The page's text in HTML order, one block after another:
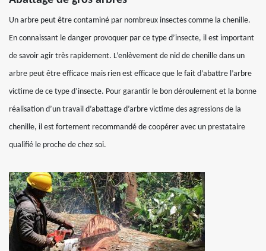
Un arbre peut être contaminé par nombreux insectes comme la chenille.
En connaissant le danger provoquer par ce type d’insecte, il est important
de savoir agir très rapidement. L’enlèvement de nid de chenille dans un
arbre peut être efficace mais rien est efficace que le fait d’abattre l’arbre
victime de ce type d’insecte. Pour garantir le bon déroulement et la bonne
réalisation d’un travail d’abattage d’arbre victime des agressions de la
chenille, il est fortement recommandé de coopérer avec un prestataire
qualifié le proche de chez soi.